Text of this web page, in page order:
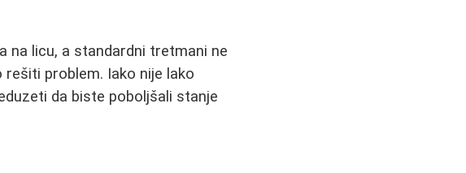
na licu, a standardni tretmani ne
problem. Iako nije lako
da biste poboljšali stanje